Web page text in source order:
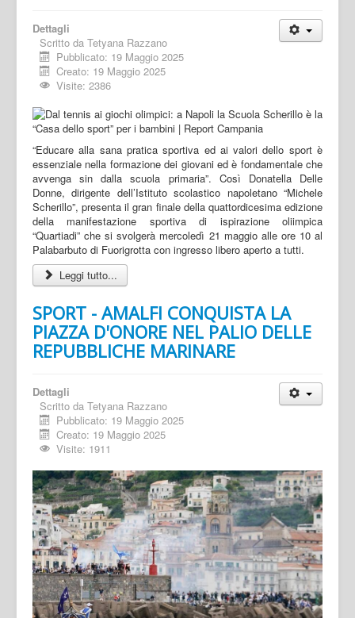
Dettagli
Scritto da Tetyana Razzano
Pubblicato: 19 Maggio 2025
Creato: 19 Maggio 2025
Visite: 2386
“Educare alla sana pratica sportiva ed ai valori dello sport è
essenziale nella formazione dei giovani ed è fondamentale che
avvenga sin dalla scuola primaria”. Così Donatella Delle
Donne, dirigente dell’Istituto scolastico napoletano “Michele
Scherillo”, presenta il gran finale della quattordicesima edizione
della manifestazione sportiva di ispirazione oliimpica
“Quartiadi” che si svolgerà mercoledì 21 maggio alle ore 10 al
Palabarbuto di Fuorigrotta con ingresso libero aperto a tutti.
Leggi tutto...
SPORT - AMALFI CONQUISTA LA
PIAZZA D'ONORE NEL PALIO DELLE
REPUBBLICHE MARINARE
Dettagli
Scritto da Tetyana Razzano
Pubblicato: 19 Maggio 2025
Creato: 19 Maggio 2025
Visite: 1911